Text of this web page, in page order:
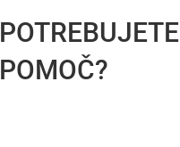
POTREBUJETE
POMOČ?